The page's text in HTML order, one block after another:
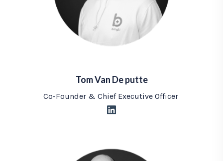
Tom Van De putte
Co-Founder & Chief Executive Officer